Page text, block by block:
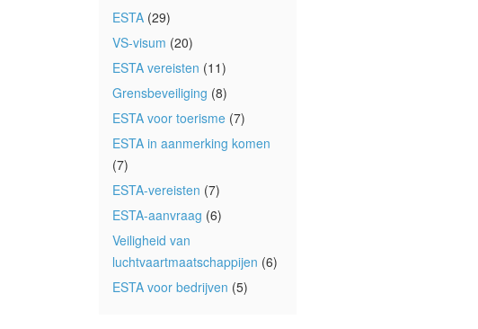
ESTA (29)
VS-visum (20)
ESTA vereisten (11)
Grensbeveiliging (8)
ESTA voor toerisme (7)
ESTA in aanmerking komen
(7)
ESTA-vereisten (7)
ESTA-aanvraag (6)
Veiligheid van
luchtvaartmaatschappijen (6)
ESTA voor bedrijven (5)